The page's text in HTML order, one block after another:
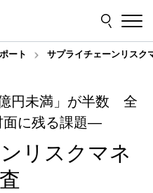
ート サプライチェーンリスク
円未満」が半数 全
面に残る課題―
リスクマネ